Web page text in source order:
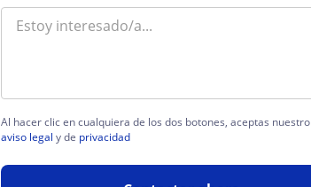
Al hacer clic en cualquiera de los dos botones, aceptas nuestro
aviso legal y de privacidad